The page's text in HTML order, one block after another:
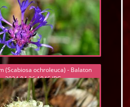
(Scabiosa ochroleuca) - Balaton
2024.04.26 1046.JPG